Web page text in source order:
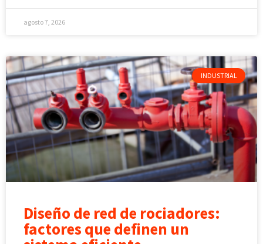
agosto 7, 2026
INDUSTRIAL
Diseño de red de rociadores:
factores que definen un